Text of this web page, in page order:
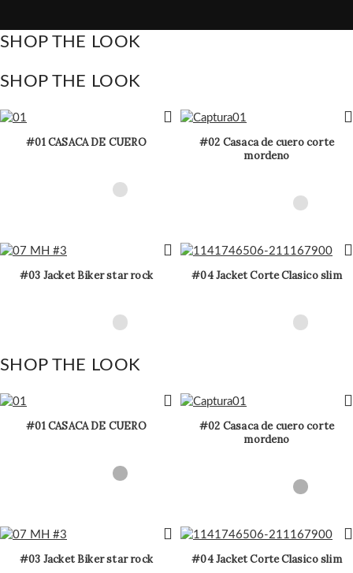
SHOP THE LOOK
SHOP THE LOOK
#01 CASACA DE CUERO
#02 Casaca de cuero corte
mordeno
#03 Jacket Biker star rock #04 Jacket Corte Clasico slim
SHOP THE LOOK
#01 CASACA DE CUERO
#02 Casaca de cuero corte
mordeno
#03 Jacket Biker star rock #04 Jacket Corte Clasico slim